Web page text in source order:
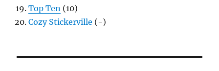
Top Ten (10)
Cozy Stickerville (-)